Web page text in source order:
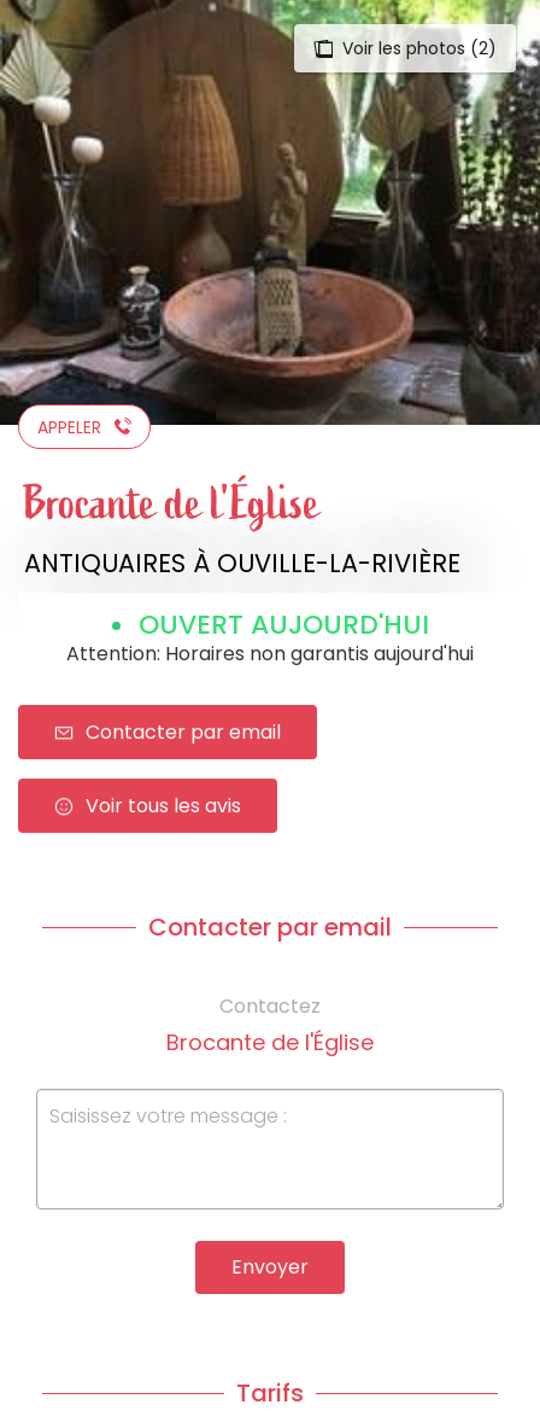
Aller
au
contenu
principal
Voir les photos (2)
APPELER
Brocante de l'Église
ANTIQUAIRES À OUVILLE-LA-RIVIÈRE
OUVERT AUJOURD'HUI
Attention: Horaires non garantis aujourd'hui
Contacter par email
Voir tous les avis
Contacter par email
Contactez
Brocante de l'Église
Envoyer
Tarifs